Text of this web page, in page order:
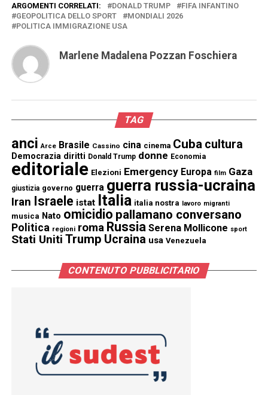
ARGOMENTI CORRELATI: DONALD TRUMP
FIFA INFANTINO
GEOPOLITICA DELLO SPORT
MONDIALI 2026
POLITICA IMMIGRAZIONE USA
Marlene Madalena Pozzan Foschiera
TAG
anci Arce Brasile Cassino cina cinema Cuba cultura
Democrazia diritti Donald Trump donne Economia
editoriale Elezioni Emergency Europa film Gaza
giustizia governo guerra guerra russia-ucraina
Iran Israele istat Italia italia nostra lavoro migranti
musica Nato omicidio pallamano conversano
Politica regioni roma Russia Serena Mollicone sport
Stati Uniti Trump Ucraina usa Venezuela
CONTENUTO PUBBLICITARIO